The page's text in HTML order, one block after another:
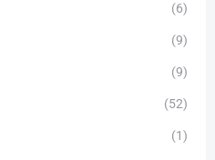
(6)
(9)
(9)
(52)
(1)